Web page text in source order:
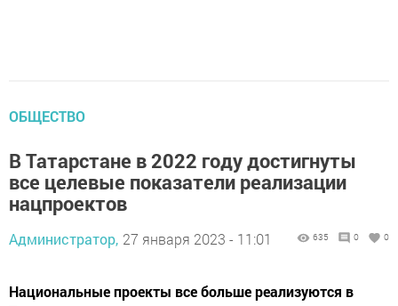
ОБЩЕСТВО
В Татарстане в 2022 году достигнуты
все целевые показатели реализации
нацпроектов
Администратор, 27 января 2023 - 11:01 635 0 0
Национальные проекты все больше реализуются в